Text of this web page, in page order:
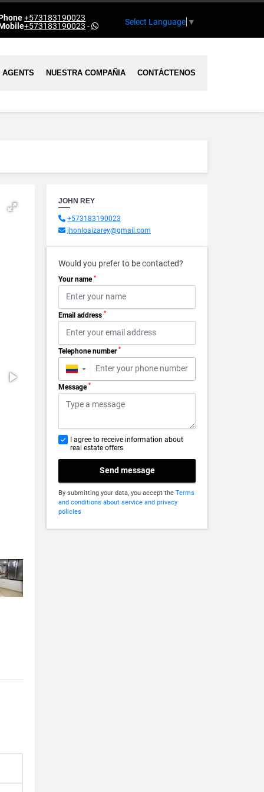
+573183190023
+573183190023 - Select Language ▼
AGENTS NUESTRA COMPAÑIA CONTÁCTENOS
JOHN REY
+573183190023
jhonloaizarey@gmail.com
Would you prefer to be contacted?
Your name *
Email address *
Telephone number *
▼
Message *
I agree to receive information about
real estate offers
Send message
By submitting your data, you accept the Terms
and conditions about service and privacy
policies